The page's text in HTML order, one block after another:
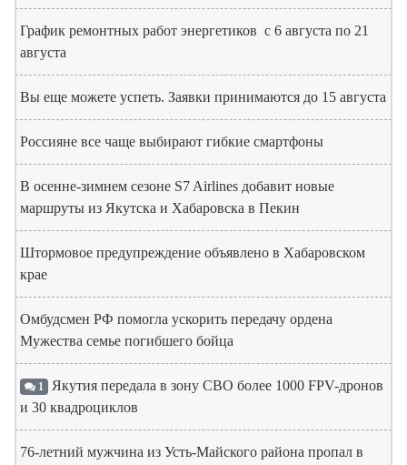
График ремонтных работ энергетиков с 6 августа по 21
августа
Вы еще можете успеть. Заявки принимаются до 15 августа
Россияне все чаще выбирают гибкие смартфоны
В осенне-зимнем сезоне S7 Airlines добавит новые
маршруты из Якутска и Хабаровска в Пекин
Штормовое предупреждение объявлено в Хабаровском
крае
Омбудсмен РФ помогла ускорить передачу ордена
Мужества семье погибшего бойца
1 Якутия передала в зону СВО более 1000 FPV-дронов
и 30 квадроциклов
76-летний мужчина из Усть-Майского района пропал в